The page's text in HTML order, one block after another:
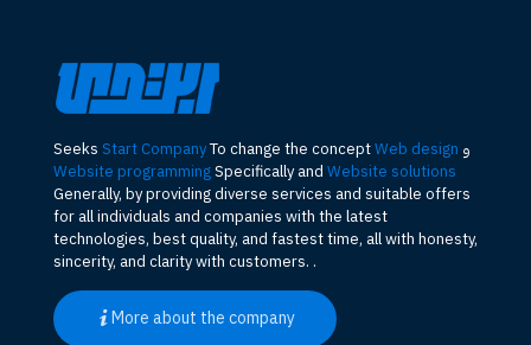
Seeks Start CompanyTo change the conceptWeb design و
Website programmingSpecifically and Website solutions
Generally, by providing diverse services and suitable offers
for all individuals and companies with the latest
technologies, best quality, and fastest time, all with honesty,
sincerity, and clarity with customers. .
More about the company